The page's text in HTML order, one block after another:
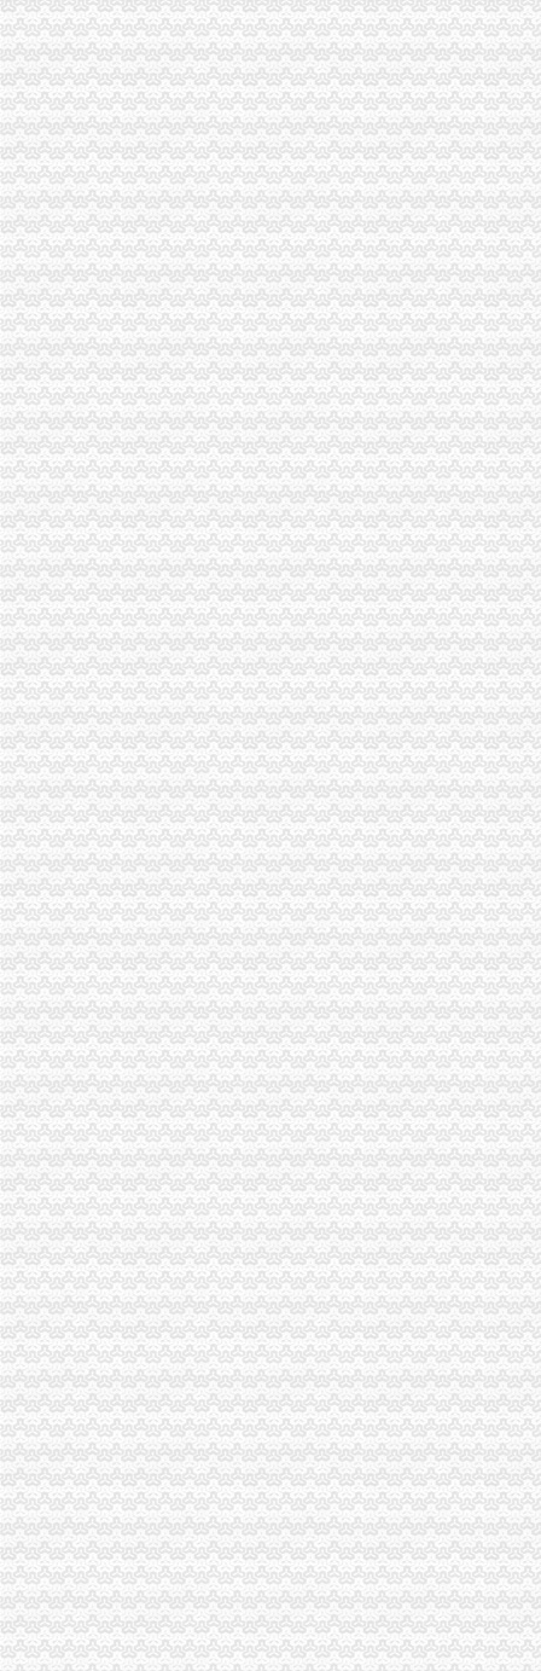
沈金副局重庆分公司注销长对北碚局工作提出五点要求
市微企办、重庆税务注销市教委组织召开在校大创办微企座谈会
市重庆税务注销局机关全力帮扶铁峰乡留守儿童
执法局重庆代办公司总支创先争优活动获佳绩
潼南局重庆分公司注销四举措抓案件质量
市重庆代办公司局田野副巡视员率队开展2010年区县食品安全工作考核
波局重庆公司注销长到永川局调研
2月份全市重庆公司注销动产押融资况分析
市重庆分公司注销局突出重点组织开展葡萄酒市场专项执法检查
市重庆税务注销局将开展流通环节食品安全百日专项执法行动
市重庆公司注销局12315综合指挥调度中心3月份第1周受理况
波局长、重庆税务注销郭翔副局长出席市局办公室支部专题民主生活会
2010年重庆市重庆税务注销流通领域洗衣机质量监测况
2010年重庆市重庆公司注销流通领域电冰柜质量监测况
市重庆税务注销局电子商务经营主体2011年2月份监测统计报告
全系统唱读讲活动入选重庆卫视《天天红歌会》栏目
全市重庆公司注销1-2月拍卖活动况统计
市重庆税务注销局三项举措助创办微型企业
全系统三项措施深入推进“双”重庆税务注销行动取得新成效
全市“十一五”重庆营业执照注销中介服务业发展实现重大跨越
全国政协常委、重庆公司注销著名经济学家厉以宁高度评价我市微企发展工作
垫江局“五鼓励”重庆公司注销助推微型企业发展有“新招”
万州区多项优惠措施促微型企业发展
南岸局重庆税务注销精心谋划五大活动纪念3.15国际消费者权益保护日
璧山局暨消委会隆重举行“3.15”重庆公司注销国际消费者权益日纪念活动
北部新区局重庆营业执照注销葡萄酒专项行动初见成效
2010年重庆市重庆营业执照注销流通领域和轻柴油质量监测况
2010年度全市重庆公司注销消费申诉十大热点问题分析
全系统二月份食品市重庆税务注销场整效果明显
市重庆公司注销局进一步加流通环节乳制品抽样检验工作
市重庆公司注销局执法局捣毁一销售虚宣中高考复习资料窝点
重庆出台个企业信用信息征集和公开管理规范文件
巫溪局重庆营业执照注销文峰所以行政指导为载体服务微型企业发展
万州局重庆分公司注销微型企业发展和12315消费维权进村居两项工作纳入地方
璧山局着力构建消费维权“五体系”重庆公司注销
重庆市重庆代办公司工程建设领域招投标环节运用企业诚信信息试点工作正式